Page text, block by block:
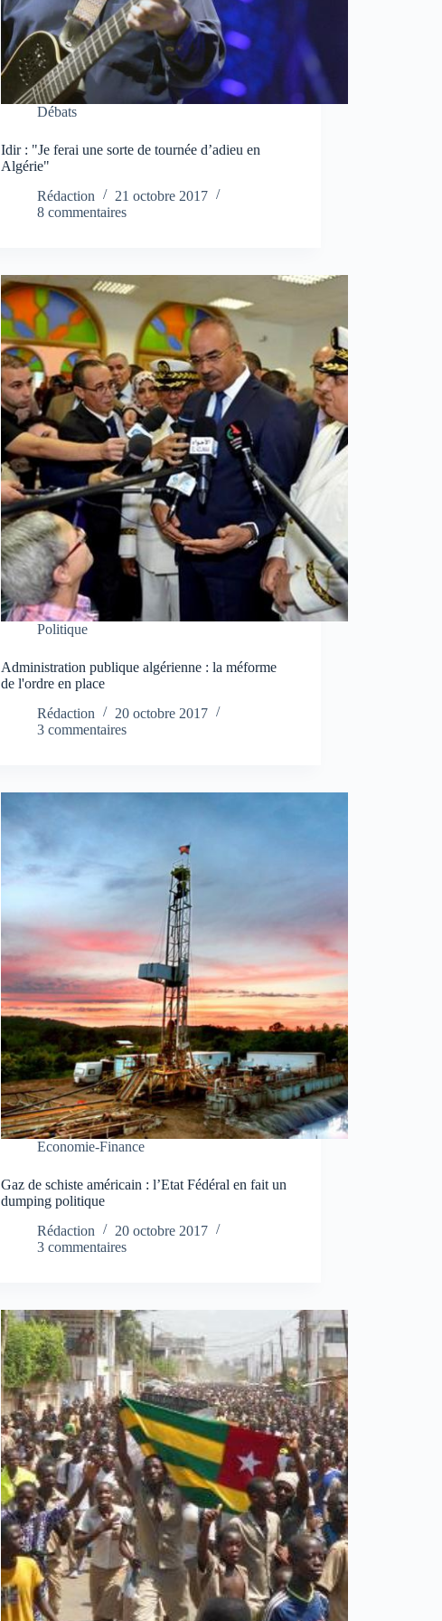
Débats
Idir : "Je ferai une sorte de tournée d’adieu en
Algérie"
Rédaction
21 octobre 2017
8 commentaires
Politique
Administration publique algérienne : la méforme
de l'ordre en place
Rédaction
20 octobre 2017
3 commentaires
Economie-Finance
Gaz de schiste américain : l’Etat Fédéral en fait un
dumping politique
Rédaction
20 octobre 2017
3 commentaires